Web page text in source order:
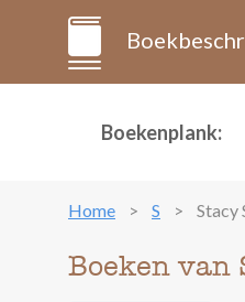
Boekenplank:
Home S Stacy
Boeken van